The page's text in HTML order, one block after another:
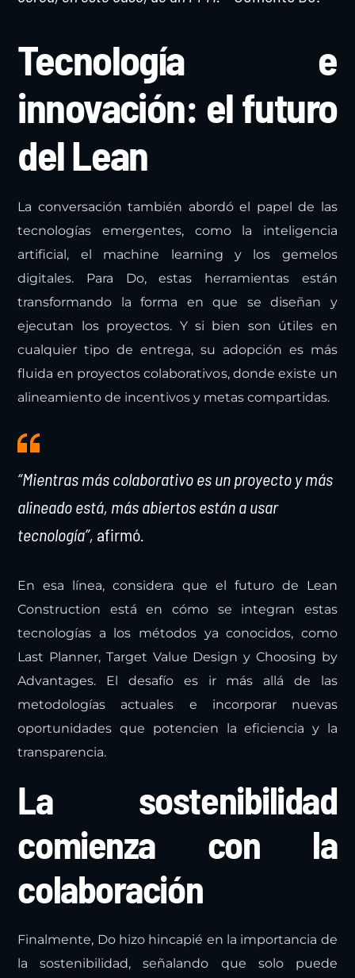
Tecnología e
innovación: el futuro
del Lean
La conversación también abordó el papel de las
tecnologías emergentes, como la inteligencia
artificial, el machine learning y los gemelos
digitales. Para Do, estas herramientas están
transformando la forma en que se diseñan y
ejecutan los proyectos. Y si bien son útiles en
cualquier tipo de entrega, su adopción es más
fluida en proyectos colaborativos, donde existe un
alineamiento de incentivos y metas compartidas.
“Mientras más colaborativo es un proyecto y más
alineado está, más abiertos están a usar
tecnología”, afirmó
En esa línea, considera que el futuro de Lean
Construction está en cómo se integran estas
tecnologías a los métodos ya conocidos, como
Last Planner, Target Value Design y Choosing by
Advantages. El desafío es ir más allá de las
metodologías actuales e incorporar nuevas
oportunidades que potencien la eficiencia y la
transparencia.
La sostenibilidad
comienza con la
colaboración
Finalmente, Do hizo hincapié en la importancia de
la sostenibilidad, señalando que solo puede